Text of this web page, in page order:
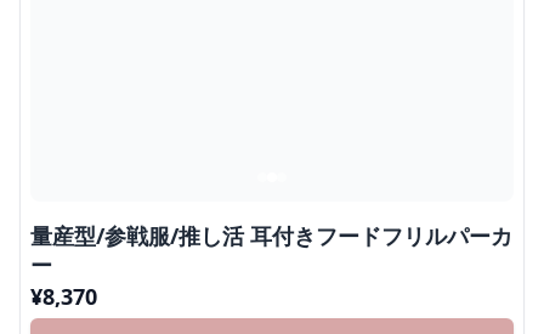
量産型/参戦服/推し活 耳付きフードフリルパーカ
ー
¥8,370